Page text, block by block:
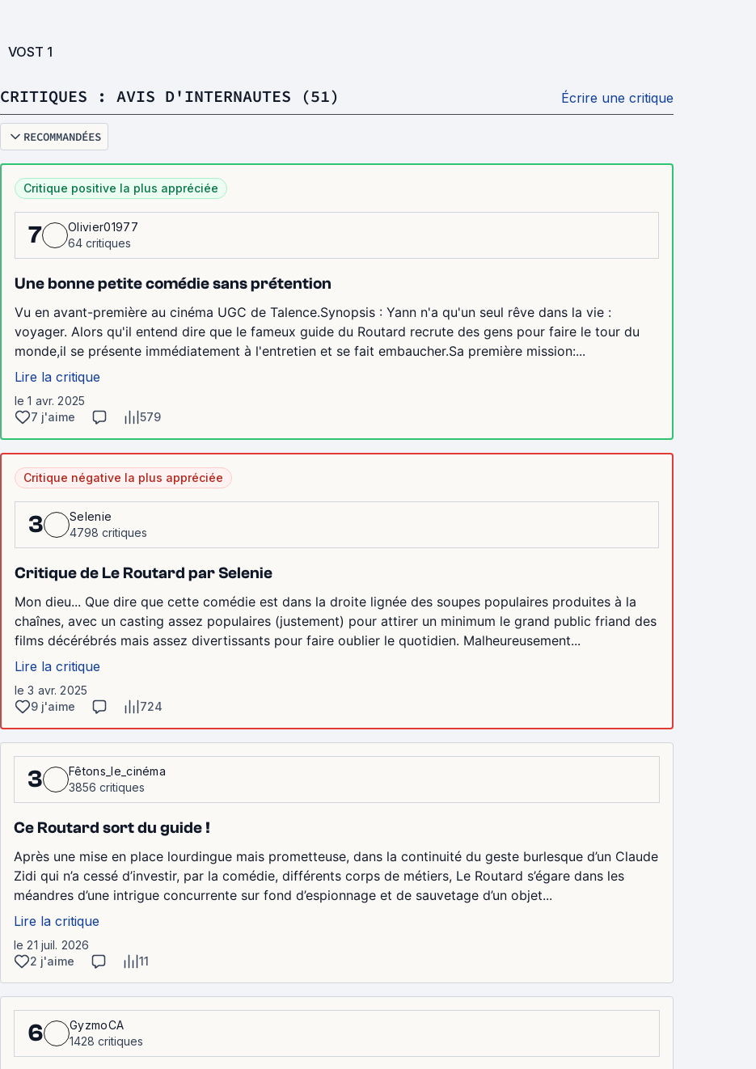
VOST 1
CRITIQUES : AVIS D'INTERNAUTES (51) Écrire une critique
RECOMMANDÉES
Critique positive la plus appréciée
7
Olivier01977
64 critiques
Une bonne petite comédie sans prétention
Vu en avant-première au cinéma UGC de Talence.Synopsis : Yann n'a qu'un seul rêve dans la vie :
voyager. Alors qu'il entend dire que le fameux guide du Routard recrute des gens pour faire le tour du
monde,il se présente immédiatement à l'entretien et se fait embaucher.Sa première mission:...
Lire la critique
le 1 avr. 2025
7 j'aime
579
Critique négative la plus appréciée
3
Selenie
4798 critiques
Critique de Le Routard par Selenie
Mon dieu... Que dire que cette comédie est dans la droite lignée des soupes populaires produites à la
chaînes, avec un casting assez populaires (justement) pour attirer un minimum le grand public friand des
films décérébrés mais assez divertissants pour faire oublier le quotidien. Malheureusement...
Lire la critique
le 3 avr. 2025
9 j'aime
724
3
Fêtons_le_cinéma
3856 critiques
Ce Routard sort du guide !
Après une mise en place lourdingue mais prometteuse, dans la continuité du geste burlesque d’un Claude
Zidi qui n’a cessé d’investir, par la comédie, différents corps de métiers, Le Routard s’égare dans les
méandres d’une intrigue concurrente sur fond d’espionnage et de sauvetage d’un objet...
Lire la critique
le 21 juil. 2026
2 j'aime
11
6
GyzmoCA
1428 critiques